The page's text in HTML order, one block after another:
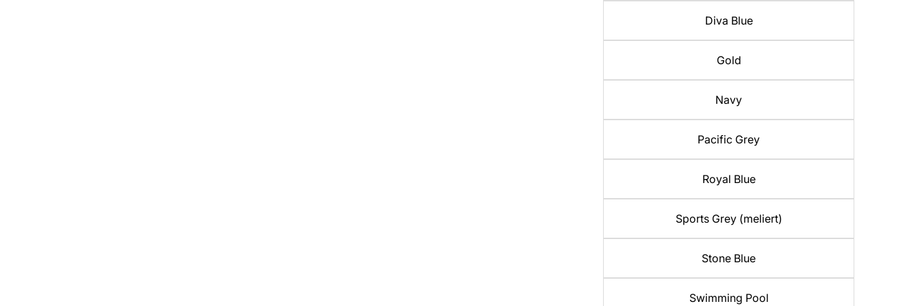
Diva Blue
Gold
Navy
Pacific Grey
Royal Blue
Sports Grey (meliert)
Stone Blue
Swimming Pool